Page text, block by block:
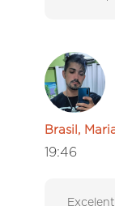
Brasil,
19:46